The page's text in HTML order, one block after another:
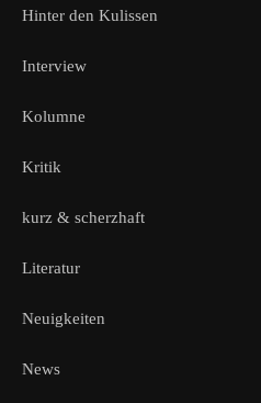
Hinter den Kulissen
Interview
Kolumne
Kritik
kurz & scherzhaft
Literatur
Neuigkeiten
News